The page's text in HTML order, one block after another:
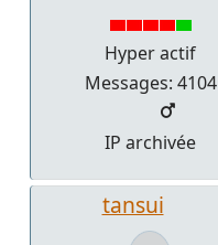
Hyper actif
Messages: 4104
IP archivée
tansui